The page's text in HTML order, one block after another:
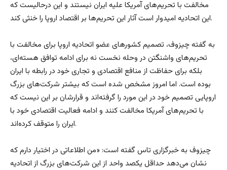
مخالفت با تحریم‌های آمریکا علیه ایران نیستند و این درحالیست که
این اتحادیه امیدوار است آثار این تحریم‌ها بر اقتصاد اروپا را خنثی کند.
به گفته چیزوف، تصمیم کشورهای عضو اتحادیه اروپا برای مخالفت با
تحریم‌های واشنگتن در وحله نخست نه برای ادامه توافق هسته‌ای،
بلکه برای حفاظت از منافع اقتصادی و تجاری خود در رابطه با ایران
بوده است. اما امروز مشخص شده است که بیشتر شرکت‌های بزرگ
اروپایی تصمیم خود در این مورد را گرفته‌اند و قرارشان بر این نیست که
با تحریم‌های آمریکا مخالفت کنند و ادامه فعالیت اقتصادی خود با
ایران را متوقف کرده‌اند.
چیزوف به خبرگزاری تاس گفته است: «من اطلاعاتی در اختیار دارم که
نشان می‌دهد حداقل یکصد واحد از این شرکت‌های بزرگ از اتحادیه